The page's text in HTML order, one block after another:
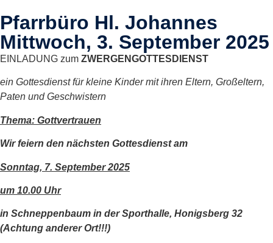
Pfarrbüro Hl. Johannes
Mittwoch, 3. September 2025
EINLADUNG zum ZWERGENGOTTESDIENST
ein Gottesdienst für kleine Kinder mit ihren Eltern, Großeltern,
Paten und Geschwistern
Thema: Gottvertrauen
Wir feiern den nächsten Gottesdienst am
Sonntag, 7. September 2025
um 10.00 Uhr
in Schneppenbaum in der Sporthalle, Honigsberg 32
(Achtung anderer Ort!!!)